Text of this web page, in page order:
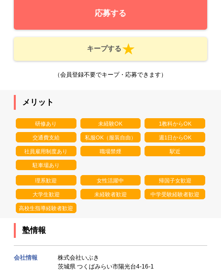
応募する
キープする
（会員登録不要でキープ・応募できます）
メリット
研修あり 未経験OK 1教科からOK
交通費支給 私服OK（服装自由） 週1日からOK
社員雇用制度あり 職場禁煙 駅近
駐車場あり
理系歓迎 女性活躍中 帰国子女歓迎
大学生歓迎 未経験者歓迎 中学受験経験者歓迎
高校生指導経験者歓迎
塾情報
会社情報
株式会社いぶき
茨城県 つくばみらい市陽光台4-16-1